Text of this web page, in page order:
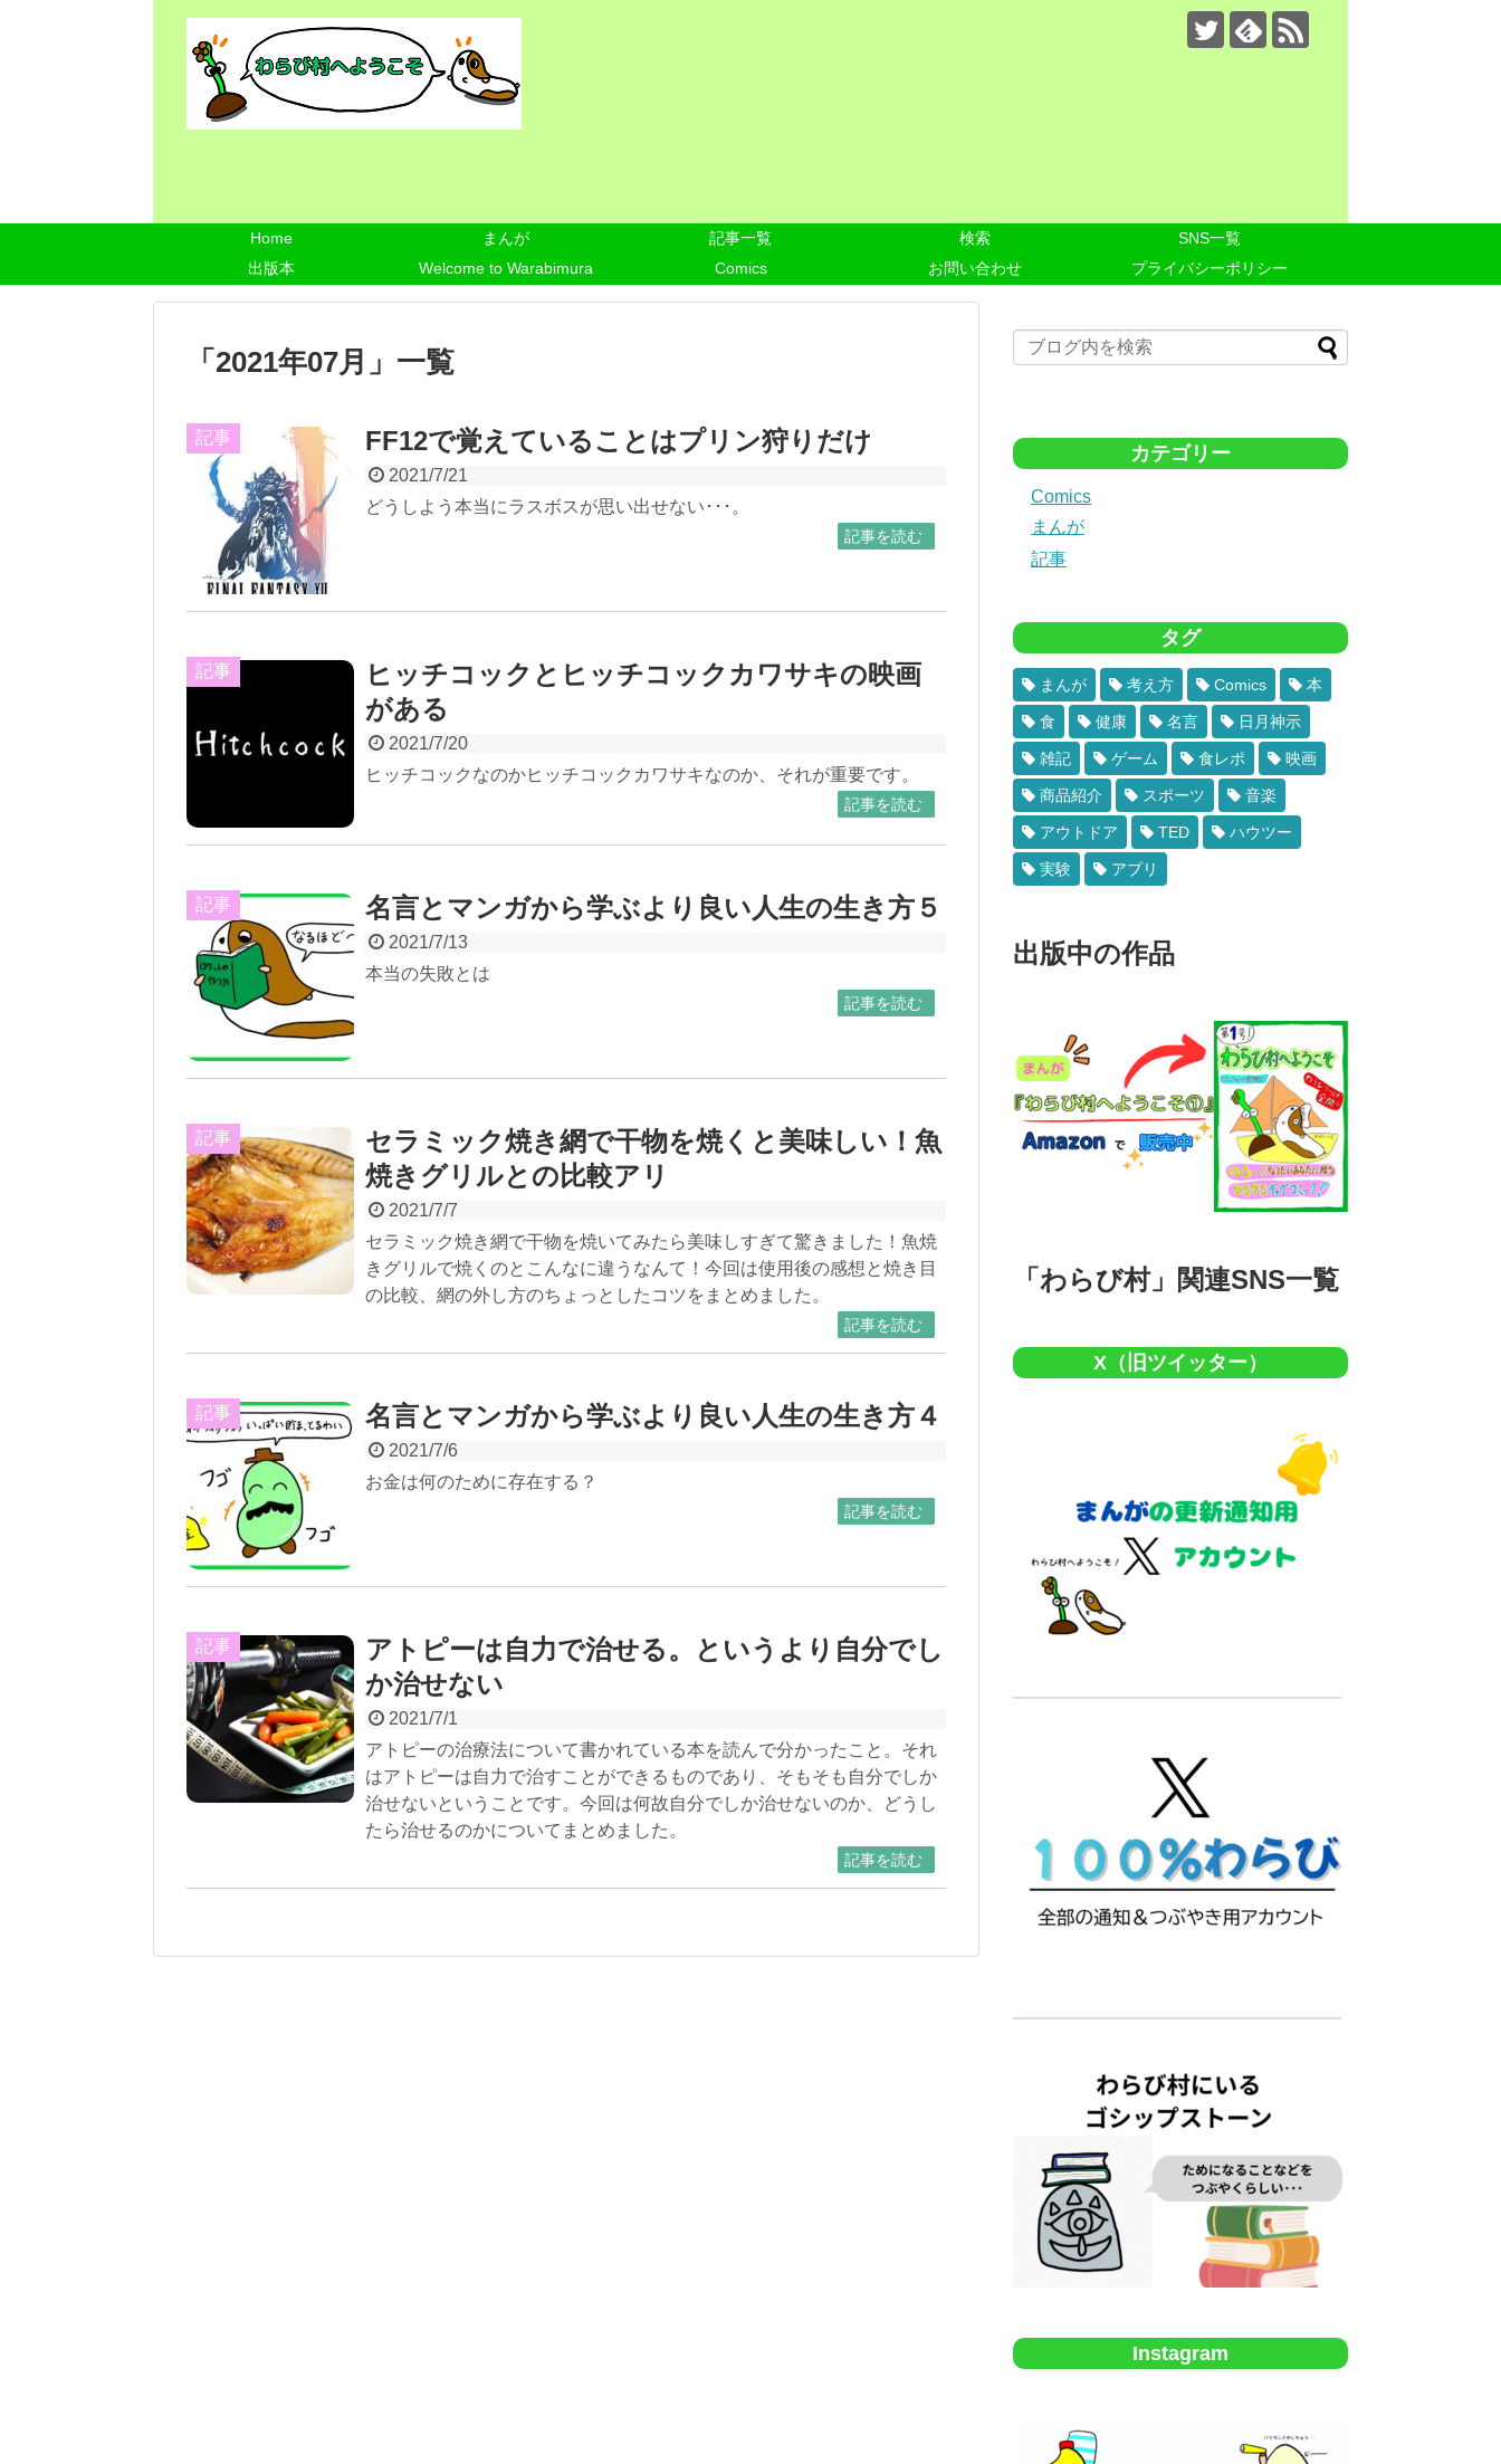
Home まんが 記事一覧 検索
SNS一覧
出版本
Welcome to Warabimura Comics お問い合わせ プライバシーポリシー
「 2021年07月 」 一覧
FF12で覚えていることはプリン狩りだけ
2021/7/21
記事
どうしよう本当にラスボスが思い出せない･･･。
記事を読む
ヒッチコックとヒッチコックカワサキの映画
がある
2021/7/20
記事
ヒッチコックなのかヒッチコックカワサキなのか、それが重要です。
記事を読む
名言とマンガから学ぶより良い人生の生き方５
2021/7/13
記事
本当の失敗とは
記事を読む
セラミック焼き網で干物を焼くと美味しい！魚
焼きグリルとの比較アリ
2021/7/7
記事
セラミック焼き網で干物を焼いてみたら美味しすぎて驚きました！魚焼
きグリルで焼くのとこんなに違うなんて！今回は使用後の感想と焼き目
の比較、網の外し方のちょっとしたコツをまとめました。
記事を読む
名言とマンガから学ぶより良い人生の生き方４
2021/7/6
記事
お金は何のために存在する？
記事を読む
アトピーは自力で治せる。というより自分でし
か治せない
2021/7/1
記事
アトピーの治療法について書かれている本を読んで分かったこと。それ
はアトピーは自力で治すことができるものであり、そもそも自分でしか
治せないということです。今回は何故自分でしか治せないのか、どうし
たら治せるのかについてまとめました。
記事を読む
カテゴリー
Comics
まんが
記事
タグ
まんが 考え方 Comics 本
食 健康 名言 日月神示
雑記 ゲーム 食レポ 映画
商品紹介 スポーツ 音楽
アウトドア TED ハウツー
実験 アプリ
出版中の作品
「わらび村」関連SNS一覧
X（旧ツイッター）
Instagram